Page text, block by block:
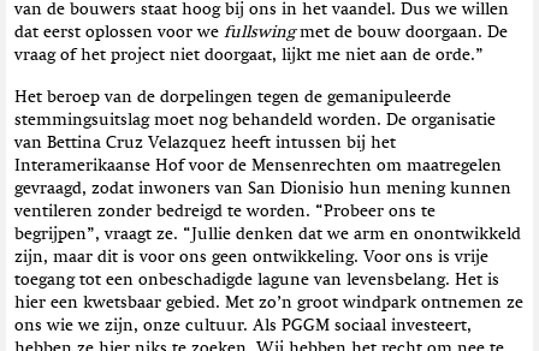
van de bouwers staat hoog bij ons in het vaandel. Dus we willen
dat eerst oplossen voor we fullswingmet de bouw doorgaan. De
vraag of het project niet doorgaat, lijkt me niet aan de orde.”
Het beroep van de dorpelingen tegen de gemanipuleerde
stemmingsuitslag moet nog behandeld worden. De organisatie
van Bettina Cruz Velazquez heeft intussen bij het
Interamerikaanse Hof voor de Mensenrechten om maatregelen
gevraagd, zodat inwoners van San Dionisio hun mening kunnen
ventileren zonder bedreigd te worden. “Probeer ons te
begrijpen”, vraagt ze. “Jullie denken dat we arm en onontwikkeld
zijn, maar dit is voor ons geen ontwikkeling. Voor ons is vrije
toegang tot een onbeschadigde lagune van levensbelang. Het is
hier een kwetsbaar gebied. Met zo’n groot windpark ontnemen ze
ons wie we zijn, onze cultuur. Als PGGM sociaal investeert,